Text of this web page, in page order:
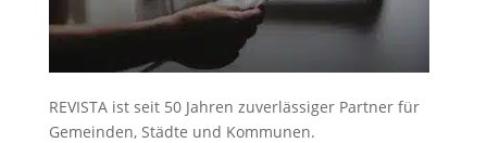
REVISTA ist seit 50 Jahren zuverlässiger Partner für
Gemeinden, Städte und Kommunen.